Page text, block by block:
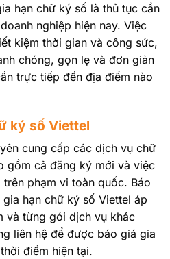
hạn chữ ký số là thủ tục cần
nghiệp hiện nay. Việc
kiệm thời gian và công sức,
chóng, gọn lẹ và đơn giản
trực tiếp đến địa điểm nào
ký số Viettel
cung cấp các dịch vụ chữ
gồm cả đăng ký mới và việc
phạm vi toàn quốc. Báo
hạn chữ ký số Viettel áp
và từng gói dịch vụ khác
liên hệ để được báo giá gia
điểm hiện tại.